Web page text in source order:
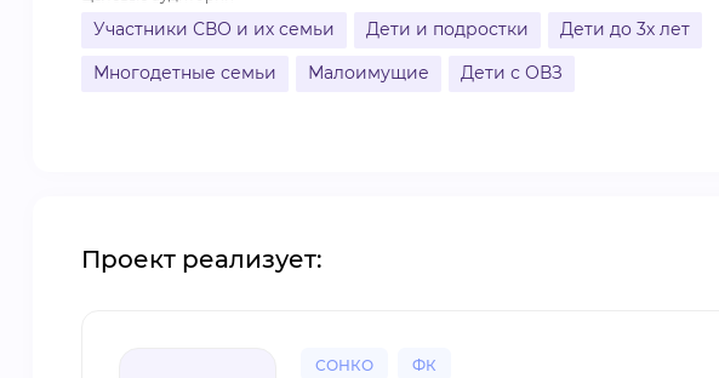
Участники СВО и их семьи Дети и подростки
Дети до 3х лет
Многодетные семьи
Малоимущие Дети с ОВЗ
Проект реализует:
СОНКО ФК